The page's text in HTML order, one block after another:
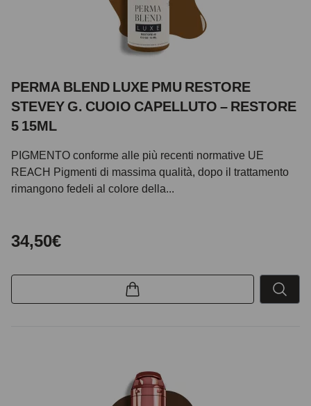
PERMA BLEND LUXE PMU RESTORE
STEVEY G. CUOIO CAPELLUTO – RESTORE
5 15ML
PIGMENTO conforme alle più recenti normative UE
REACH Pigmenti di massima qualità, dopo il trattamento
rimangono fedeli al colore della...
34,50€